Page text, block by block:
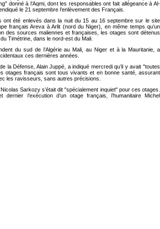
donné à l’Aqmi, dont les responsables ont fait allégeance à Al-
le 21 septembre l’enlèvement des Français.
ont été enlevés dans la nuit du 15 au 16 septembre sur le site
français Areva à Arlit (nord du Niger), en même temps qu’un
des sources maliennes et françaises, les otages sont détenus
Timétrine, dans le nord-est du Mali.
du sud de l’Algérie au Mali, au Niger et à la Mauritanie, a
ces dernières années.
la Défense, Alain Juppé, a indiqué mercredi qu’il y avait "toutes
otages français sont tous vivants et en bonne santé, assurant
les ravisseurs, sans autres précisions.
Sarkozy s’était dit "spécialement inquiet" pour ces otages.
l’exécution d’un otage français, l’humanitaire Michel